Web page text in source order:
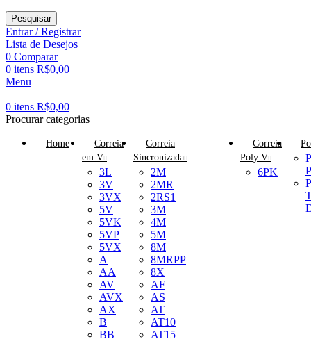
Pesquisar
Entrar / Registrar
Lista de Desejos
0 Comparar
0 itens R$0,00
Menu
0 itens R$0,00
Procurar categorias
Home
Correia
em V
3L
3V
3VX
5V
5VK
5VP
5VX
A
AA
AV
AVX
AX
B
BB
Correia
Sincronizada
2M
2MR
2RS1
3M
4M
5M
8M
8MRPP
8X
AF
AS
AT
AT10
AT15
Correia
Poly V
6PK